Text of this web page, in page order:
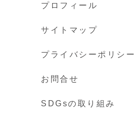
プロフィール
サイトマップ
プライバシーポリシー
お問合せ
SDGsの取り組み